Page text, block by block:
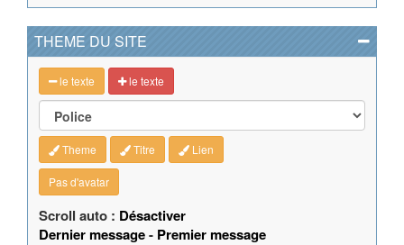
THEME DU SITE
le texte le texte
Theme Titre Lien
Pas d'avatar
Scroll auto : Désactiver
Dernier message- Premier message